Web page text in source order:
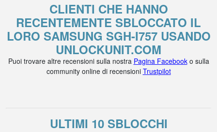
CLIENTI CHE HANNO
RECENTEMENTE SBLOCCATO IL
LORO SAMSUNG SGH-I757 USANDO
UNLOCKUNIT.COM
Puoi trovare altre recensioni sulla nostra Pagina Facebooko sulla
community online di recensioni Trustpilot
ULTIMI 10 SBLOCCHI